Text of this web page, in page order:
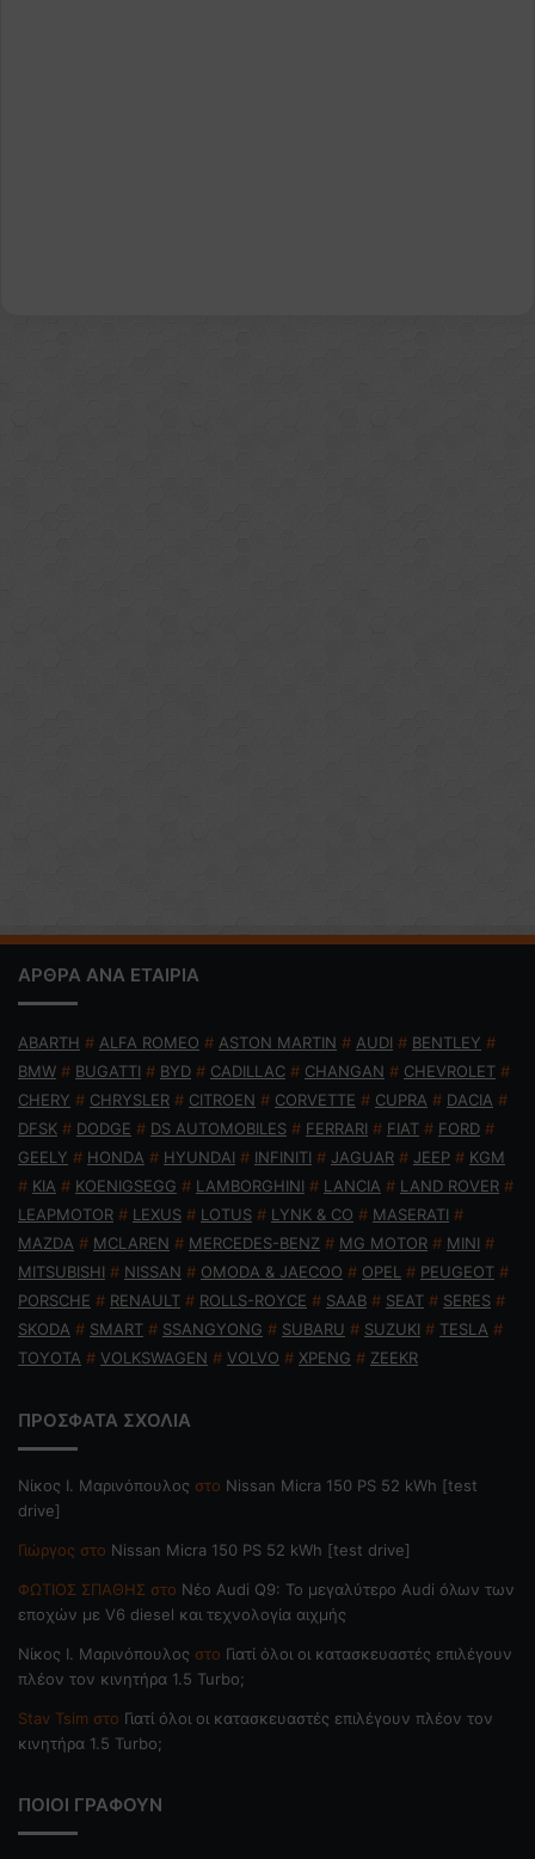
ΑΡΘΡΑ ΑΝΑ ΕΤΑΙΡΙΑ
ABARTH # ALFA ROMEO # ASTON MARTIN # AUDI # BENTLEY #
BMW # BUGATTI # BYD # CADILLAC # CHANGAN # CHEVROLET #
CHERY # CHRYSLER # CITROEN # CORVETTE # CUPRA # DACIA #
DFSK # DODGE # DS AUTOMOBILES # FERRARI # FIAT # FORD #
GEELY # HONDA # HYUNDAI # INFINITI # JAGUAR # JEEP # KGM
# KIA # KOENIGSEGG # LAMBORGHINI # LANCIA # LAND ROVER #
LEAPMOTOR # LEXUS # LOTUS # LYNK & CO # MASERATI #
MAZDA # MCLAREN # MERCEDES-BENZ # MG MOTOR # MINI #
MITSUBISHI # NISSAN # OMODA & JAECOO # OPEL # PEUGEOT #
PORSCHE # RENAULT # ROLLS-ROYCE # SAAB # SEAT # SERES #
SKODA # SMART # SSANGYONG # SUBARU # SUZUKI # TESLA #
TOYOTA # VOLKSWAGEN # VOLVO # XPENG # ZEEKR
ΠΡΟΣΦΑΤΑ ΣΧΟΛΙΑ
Nίκος Ι. Mαρινόπουλος στο Nissan Micra 150 PS 52 kWh [test
drive]
Γιώργος στο Nissan Micra 150 PS 52 kWh [test drive]
ΦΩΤΙΟΣ ΣΠΑΘΗΣ στο Νέο Audi Q9: Το μεγαλύτερο Audi όλων των
εποχών με V6 diesel και τεχνολογία αιχμής
Nίκος Ι. Mαρινόπουλος στο Γιατί όλοι οι κατασκευαστές επιλέγουν
πλέον τον κινητήρα 1.5 Turbo;
Stav Tsim στο Γιατί όλοι οι κατασκευαστές επιλέγουν πλέον τον
κινητήρα 1.5 Turbo;
ΠΟΙΟΙ ΓΡΑΦΟΥΝ